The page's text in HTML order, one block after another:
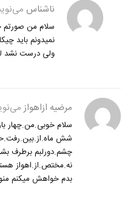
ناشناس
سلام من صورتم
نمیدونم باید
ولی درست نشد
مرضیه ازاهواز
سلام خوبی.من.چهار
شش
چشم.دورلبم برطرف
نه.مختص.از.اهواز
بدم خواهش میکنم منو